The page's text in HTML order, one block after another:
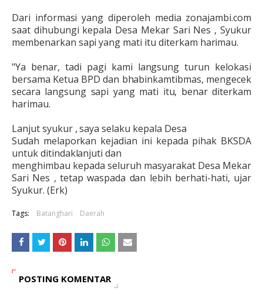
Dari informasi yang diperoleh media zonajambi.com
saat dihubungi kepala Desa Mekar Sari Nes , Syukur
membenarkan sapi yang mati itu diterkam harimau.
"Ya benar, tadi pagi kami langsung turun kelokasi
bersama Ketua BPD dan bhabinkamtibmas, mengecek
secara langsung sapi yang mati itu, benar diterkam
harimau.
Lanjut syukur , saya selaku kepala Desa
Sudah melaporkan kejadian ini kepada pihak BKSDA
untuk ditindaklanjuti dan
menghimbau kepada seluruh masyarakat Desa Mekar
Sari Nes , tetap waspada dan lebih berhati-hati, ujar
Syukur. (Erk)
Tags: Batanghari Daerah
POSTING KOMENTAR